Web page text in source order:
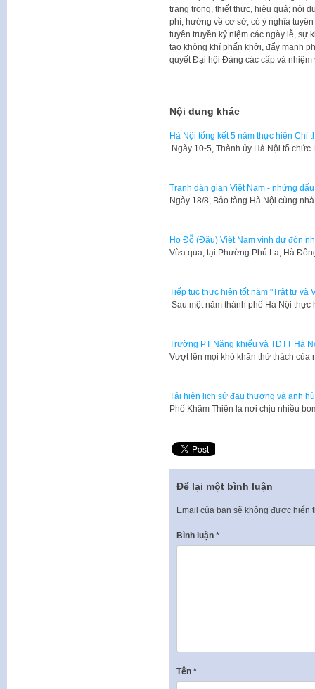
trang trọng, thiết thực, hiệu quả; nội
phí; hướng về cơ sở, có ý nghĩa
tuyên truyền kỷ niệm các ngày lễ, sự
tạo không khí phấn khởi, đẩy mạnh
quyết Đại hội Đảng các cấp và
Nội dung khác
Hà Nội tổng kết 5 năm thực hiện Chỉ
Ngày 10-5, Thành ủy Hà Nội tổ
Tranh dân gian Việt Nam - những
Ngày 18/8, Bảo tàng Hà Nội cùng
Họ Đỗ (Đậu) Việt Nam vinh dự đón
Vừa qua, tại Phường Phú La, Hà
Tiếp tục thực hiện tốt năm "Trật tự và
Sau một năm thành phố Hà Nội
Trường PT Năng khiếu và TDTT Hà
Vượt lên mọi khó khăn thử thách
Tái hiện lịch sử đau thương và anh
​Phố Khâm Thiên là nơi chịu nhiều
Để lại một bình luận
Email của bạn sẽ không được hiển
Bình luận *
Tên *